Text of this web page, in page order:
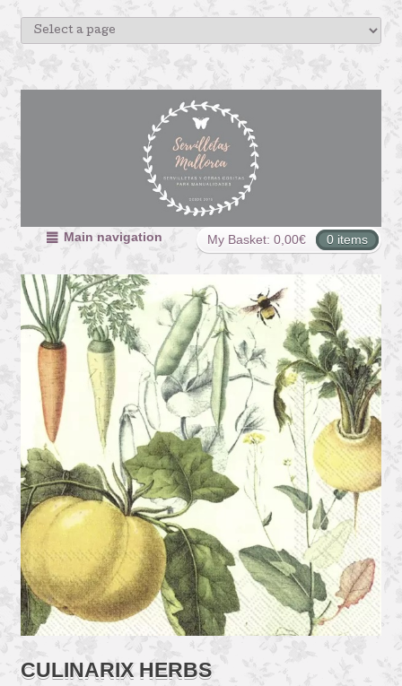
My Basket: 0,00€ 0 items
Main navigation
CULINARIX HERBS